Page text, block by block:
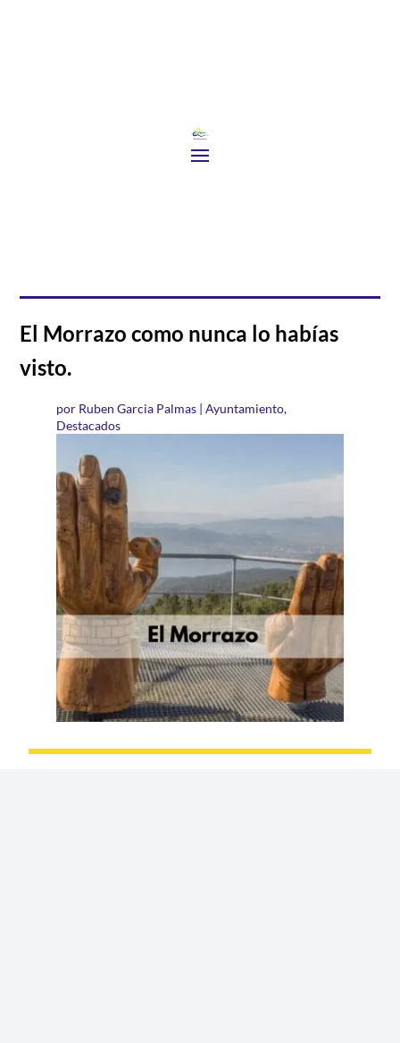
El Morrazo como nunca lo habías
visto.
por Ruben Garcia Palmas| Ayuntamiento,
Destacados